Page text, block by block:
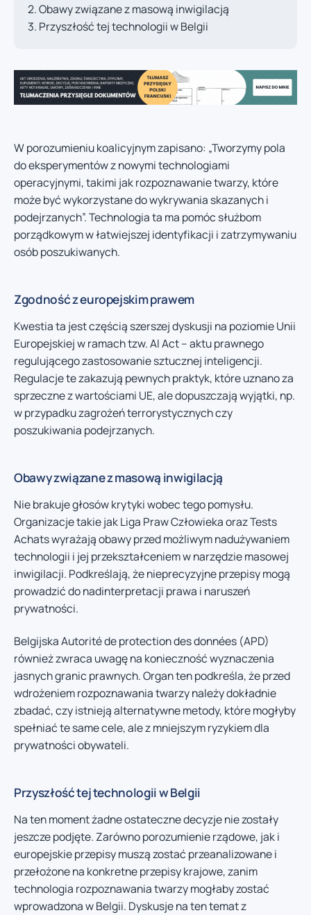
Obawy związane z masową inwigilacją
Przyszłość tej technologii w Belgii
W porozumieniu koalicyjnym zapisano: „Tworzymy pola
do eksperymentów z nowymi technologiami
operacyjnymi, takimi jak rozpoznawanie twarzy, które
może być wykorzystane do wykrywania skazanych i
podejrzanych”. Technologia ta ma pomóc służbom
porządkowym w łatwiejszej identyfikacji i zatrzymywaniu
osób poszukiwanych.
Zgodność z europejskim prawem
Kwestia ta jest częścią szerszej dyskusji na poziomie Unii
Europejskiej w ramach tzw. AI Act – aktu prawnego
regulującego zastosowanie sztucznej inteligencji.
Regulacje te zakazują pewnych praktyk, które uznano za
sprzeczne z wartościami UE, ale dopuszczają wyjątki, np.
w przypadku zagrożeń terrorystycznych czy
poszukiwania podejrzanych.
Obawy związane z masową inwigilacją
Nie brakuje głosów krytyki wobec tego pomysłu.
Organizacje takie jak Liga Praw Człowieka oraz Tests
Achats wyrażają obawy przed możliwym nadużywaniem
technologii i jej przekształceniem w narzędzie masowej
inwigilacji. Podkreślają, że nieprecyzyjne przepisy mogą
prowadzić do nadinterpretacji prawa i naruszeń
prywatności.
Belgijska Autorité de protection des données (APD)
również zwraca uwagę na konieczność wyznaczenia
jasnych granic prawnych. Organ ten podkreśla, że przed
wdrożeniem rozpoznawania twarzy należy dokładnie
zbadać, czy istnieją alternatywne metody, które mogłyby
spełniać te same cele, ale z mniejszym ryzykiem dla
prywatności obywateli.
Przyszłość tej technologii w Belgii
Na ten moment żadne ostateczne decyzje nie zostały
jeszcze podjęte. Zarówno porozumienie rządowe, jak i
europejskie przepisy muszą zostać przeanalizowane i
przełożone na konkretne przepisy krajowe, zanim
technologia rozpoznawania twarzy mogłaby zostać
wprowadzona w Belgii. Dyskusje na ten temat z